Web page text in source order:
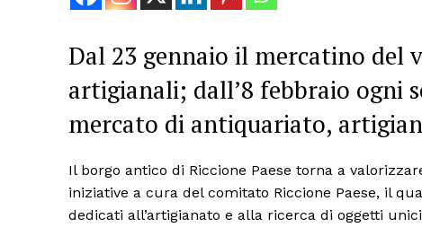
Dal 23 gennaio il mercatino
artigianali; dall’8 febbraio ogni
mercato di antiquariato,
Il borgo antico di Riccione Paese torna a
iniziative a cura del comitato Riccione Paese, il
dedicati all’artigianato e alla ricerca di oggetti